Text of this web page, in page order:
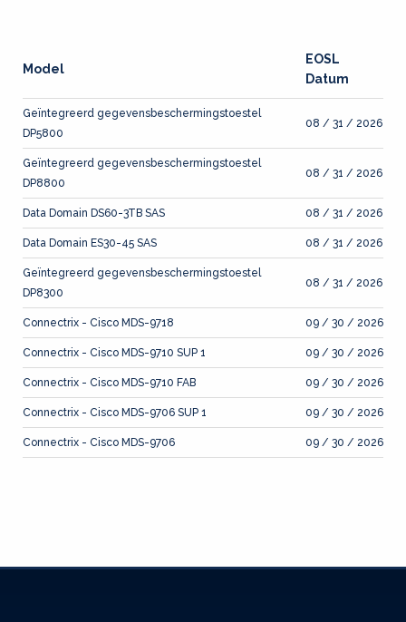
Model
EOSL
Datum
Geïntegreerd gegevensbeschermingstoestel
DP5800
08 / 31 / 2026
Geïntegreerd gegevensbeschermingstoestel
DP8800
08 / 31 / 2026
Data Domain DS60-3TB SAS 08 / 31 / 2026
Data Domain ES30-45 SAS 08 / 31 / 2026
Geïntegreerd gegevensbeschermingstoestel
DP8300
08 / 31 / 2026
Connectrix - Cisco MDS-9718 09 / 30 / 2026
Connectrix - Cisco MDS-9710 SUP 1 09 / 30 / 2026
Connectrix - Cisco MDS-9710 FAB 09 / 30 / 2026
Connectrix - Cisco MDS-9706 SUP 1 09 / 30 / 2026
Connectrix - Cisco MDS-9706 09 / 30 / 2026